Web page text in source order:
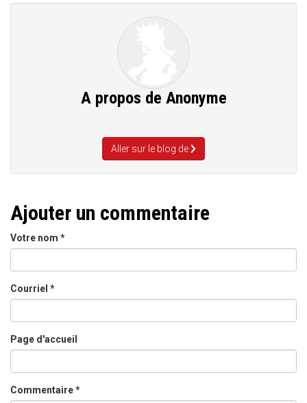
A propos de Anonyme
Aller sur le blog de
Ajouter un commentaire
Votre nom *
Courriel *
Page d'accueil
Commentaire*